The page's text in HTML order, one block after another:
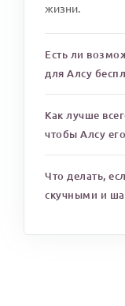
жизни.
Есть ли
для Алсу
Как лучше
чтобы Алсу
Что делать,
скучными и